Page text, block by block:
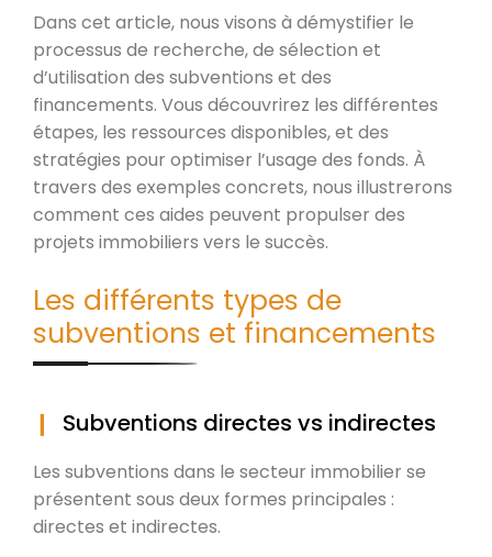
Dans cet article, nous visons à démystifier le
processus de recherche, de sélection et
d’utilisation des subventions et des
financements. Vous découvrirez les différentes
étapes, les ressources disponibles, et des
stratégies pour optimiser l’usage des fonds. À
travers des exemples concrets, nous illustrerons
comment ces aides peuvent propulser des
projets immobiliers vers le succès.
Les différents types de
subventions et financements
Subventions directes vs indirectes
Les subventions dans le secteur immobilier se
présentent sous deux formes principales :
directes et indirectes.